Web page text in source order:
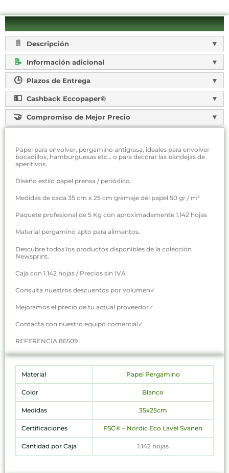
Descripción
Información adicional
Plazos de Entrega
Cashback Eccopaper®
Compromiso de Mejor Precio
Papel para envolver, pergamino antigrasa, ideales para envolver
bocadillos, hamburguesas etc… o para decorar las bandejas de
aperitivos.
Diseño estilo papel prensa / periódico.
Medidas de cada 35 cm x 25 cm gramaje del papel 50 gr / m²
Paquete profesional de 5 Kg con aproximadamente 1.142 hojas
Material pergamino apto para alimentos.
Descubre todos los productos disponibles de la colección
Newsprint.
Caja con 1.142 hojas / Precios sin IVA
Consulta nuestros descuentos por volumen✓
Mejoramos el precio de tu actual proveedor✓
Contacta con nuestro equipo comercial✓
REFERENCIA 86509
Material Papel Pergamino
Color Blanco
Medidas 35x25cm
Certificaciones FSC® – Nordic Eco Lavel Svanen
Cantidad por Caja 1.142 hojas